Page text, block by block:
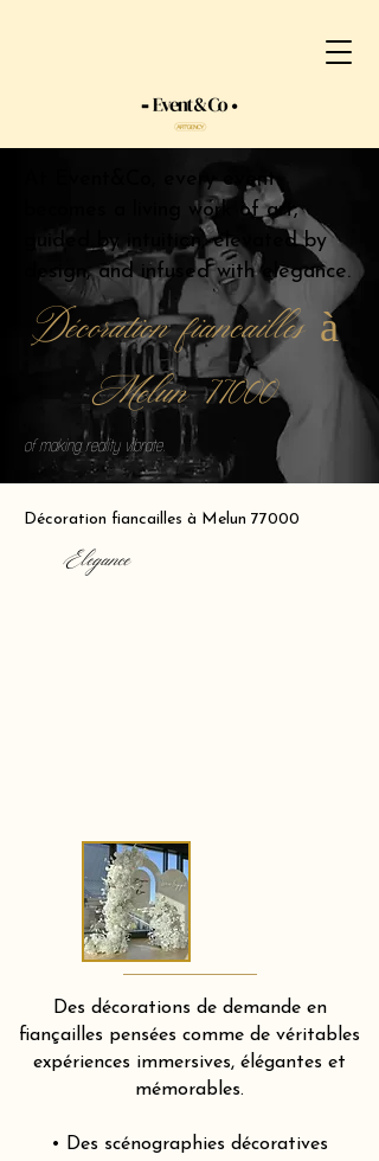
At Event&Co, every event
becomes a living work of art,
guided by intuition, elevated by
design, and infused with elegance.
Décoration fiancailles à
Melun 77000
of making reality vibrate.
Décoration fiancailles à Melun 77000
Elegance
Des décorations de demande en
fiançailles pensées comme de véritables
expériences immersives, élégantes et
mémorables.
• Des scénographies décoratives